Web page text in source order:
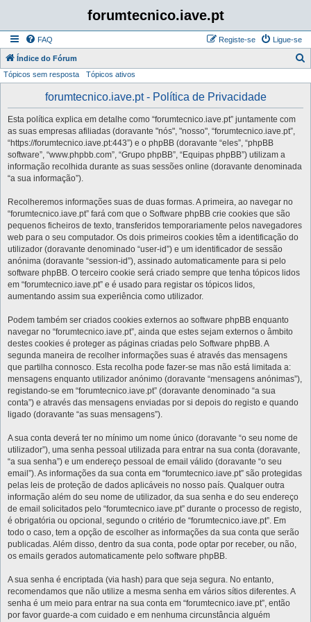
forumtecnico.iave.pt
FAQ Ligue-se
Registe-se
Índice do Fórum
Tópicos sem resposta Tópicos ativos
forumtecnico.iave.pt - Política de Privacidade
Esta política explica em detalhe como “forumtecnico.iave.pt” juntamente com
as suas empresas afiliadas (doravante "nós", "nosso", “forumtecnico.iave.pt”,
“https://forumtecnico.iave.pt:443”) e o phpBB (doravante “eles”, “phpBB
software”, “www.phpbb.com”, “Grupo phpBB”, “Equipas phpBB”) utilizam a
informação recolhida durante as suas sessões online (doravante denominada
“a sua informação”).
Recolheremos informações suas de duas formas. A primeira, ao navegar no
“forumtecnico.iave.pt” fará com que o Software phpBB crie cookies que são
pequenos ficheiros de texto, transferidos temporariamente pelos navegadores
web para o seu computador. Os dois primeiros cookies têm a identificação do
utilizador (doravante denominado “user-id”) e um identificador de sessão
anónima (doravante “session-id”), assinado automaticamente para si pelo
software phpBB. O terceiro cookie será criado sempre que tenha tópicos lidos
em “forumtecnico.iave.pt” e é usado para registar os tópicos lidos,
aumentando assim sua experiência como utilizador.
Podem também ser criados cookies externos ao software phpBB enquanto
navegar no “forumtecnico.iave.pt”, ainda que estes sejam externos o âmbito
destes cookies é proteger as páginas criadas pelo Software phpBB. A
segunda maneira de recolher informações suas é através das mensagens
que partilha connosco. Esta recolha pode fazer-se mas não está limitada a:
mensagens enquanto utilizador anónimo (doravante “mensagens anónimas”),
registando-se em “forumtecnico.iave.pt” (doravante denominado “a sua
conta”) e através das mensagens enviadas por si depois do registo e quando
ligado (doravante “as suas mensagens”).
A sua conta deverá ter no mínimo um nome único (doravante “o seu nome de
utilizador”), uma senha pessoal utilizada para entrar na sua conta (doravante,
“a sua senha”) e um endereço pessoal de email válido (doravante “o seu
email”). As informações da sua conta em “forumtecnico.iave.pt” são protegidas
pelas leis de proteção de dados aplicáveis no nosso país. Qualquer outra
informação além do seu nome de utilizador, da sua senha e do seu endereço
de email solicitados pelo “forumtecnico.iave.pt” durante o processo de registo,
é obrigatória ou opcional, segundo o critério de “forumtecnico.iave.pt”. Em
todo o caso, tem a opção de escolher as informações da sua conta que serão
publicadas. Além disso, dentro da sua conta, pode optar por receber, ou não,
os emails gerados automaticamente pelo software phpBB.
A sua senha é encriptada (via hash) para que seja segura. No entanto,
recomendamos que não utilize a mesma senha em vários sítios diferentes. A
senha é um meio para entrar na sua conta em “forumtecnico.iave.pt”, então
por favor guarde-a com cuidado e em nenhuma circunstância alguém